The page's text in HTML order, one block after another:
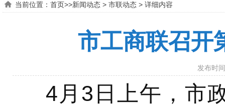
当前位置： 首页>>新闻动态 > 市联动态 > 详细内容
市工商联召开
发布时
4月3日上午，市